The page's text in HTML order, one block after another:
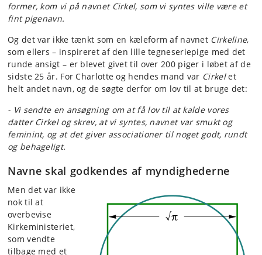
former, kom vi på navnet Cirkel, som vi syntes ville være et
fint pigenavn.
Og det var ikke tænkt som en kæleform af navnet Cirkeline,
som ellers – inspireret af den lille tegneseriepige med det
runde ansigt – er blevet givet til over 200 piger i løbet af de
sidste 25 år. For Charlotte og hendes mand var Cirkelet
helt andet navn, og de søgte derfor om lov til at bruge det:
- Vi sendte en ansøgning om at få lov til at kalde vores
datter Cirkel og skrev, at vi syntes, navnet var smukt og
feminint, og at det giver associationer til noget godt, rundt
og behageligt.
Navne skal godkendes af myndighederne
Men det var ikke
nok til at
overbevise
Kirkeministeriet,
som vendte
tilbage med et